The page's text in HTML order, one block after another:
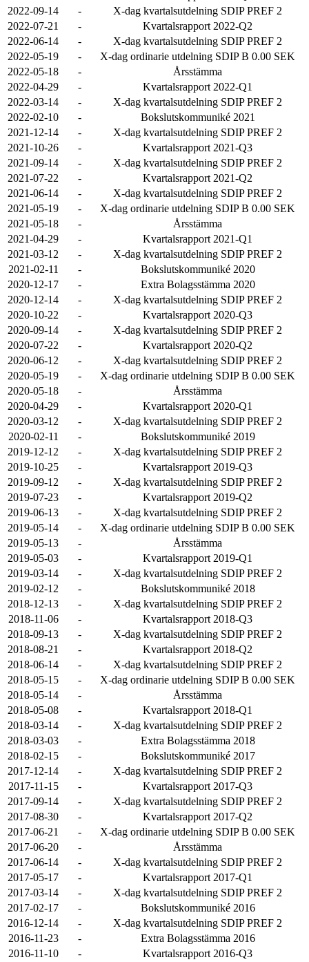
2022-09-14
-
X-dag kvartalsutdelning SDIP PREF 2
2022-07-21
-
Kvartalsrapport 2022-Q2
2022-06-14
-
X-dag kvartalsutdelning SDIP PREF 2
2022-05-19
-
X-dag ordinarie utdelning SDIP B 0.00 SEK
2022-05-18
-
Årsstämma
2022-04-29
-
Kvartalsrapport 2022-Q1
2022-03-14
-
X-dag kvartalsutdelning SDIP PREF 2
2022-02-10
-
Bokslutskommuniké 2021
2021-12-14
-
X-dag kvartalsutdelning SDIP PREF 2
2021-10-26
-
Kvartalsrapport 2021-Q3
2021-09-14
-
X-dag kvartalsutdelning SDIP PREF 2
2021-07-22
-
Kvartalsrapport 2021-Q2
2021-06-14
-
X-dag kvartalsutdelning SDIP PREF 2
2021-05-19
-
X-dag ordinarie utdelning SDIP B 0.00 SEK
2021-05-18
-
Årsstämma
2021-04-29
-
Kvartalsrapport 2021-Q1
2021-03-12
-
X-dag kvartalsutdelning SDIP PREF 2
2021-02-11
-
Bokslutskommuniké 2020
2020-12-17
-
Extra Bolagsstämma 2020
2020-12-14
-
X-dag kvartalsutdelning SDIP PREF 2
2020-10-22
-
Kvartalsrapport 2020-Q3
2020-09-14
-
X-dag kvartalsutdelning SDIP PREF 2
2020-07-22
-
Kvartalsrapport 2020-Q2
2020-06-12
-
X-dag kvartalsutdelning SDIP PREF 2
2020-05-19
-
X-dag ordinarie utdelning SDIP B 0.00 SEK
2020-05-18
-
Årsstämma
2020-04-29
-
Kvartalsrapport 2020-Q1
2020-03-12
-
X-dag kvartalsutdelning SDIP PREF 2
2020-02-11
-
Bokslutskommuniké 2019
2019-12-12
-
X-dag kvartalsutdelning SDIP PREF 2
2019-10-25
-
Kvartalsrapport 2019-Q3
2019-09-12
-
X-dag kvartalsutdelning SDIP PREF 2
2019-07-23
-
Kvartalsrapport 2019-Q2
2019-06-13
-
X-dag kvartalsutdelning SDIP PREF 2
2019-05-14
-
X-dag ordinarie utdelning SDIP B 0.00 SEK
2019-05-13
-
Årsstämma
2019-05-03
-
Kvartalsrapport 2019-Q1
2019-03-14
-
X-dag kvartalsutdelning SDIP PREF 2
2019-02-12
-
Bokslutskommuniké 2018
2018-12-13
-
X-dag kvartalsutdelning SDIP PREF 2
2018-11-06
-
Kvartalsrapport 2018-Q3
2018-09-13
-
X-dag kvartalsutdelning SDIP PREF 2
2018-08-21
-
Kvartalsrapport 2018-Q2
2018-06-14
-
X-dag kvartalsutdelning SDIP PREF 2
2018-05-15
-
X-dag ordinarie utdelning SDIP B 0.00 SEK
2018-05-14
-
Årsstämma
2018-05-08
-
Kvartalsrapport 2018-Q1
2018-03-14
-
X-dag kvartalsutdelning SDIP PREF 2
2018-03-03
-
Extra Bolagsstämma 2018
2018-02-15
-
Bokslutskommuniké 2017
2017-12-14
-
X-dag kvartalsutdelning SDIP PREF 2
2017-11-15
-
Kvartalsrapport 2017-Q3
2017-09-14
-
X-dag kvartalsutdelning SDIP PREF 2
2017-08-30
-
Kvartalsrapport 2017-Q2
2017-06-21
-
X-dag ordinarie utdelning SDIP B 0.00 SEK
2017-06-20
-
Årsstämma
2017-06-14
-
X-dag kvartalsutdelning SDIP PREF 2
2017-05-17
-
Kvartalsrapport 2017-Q1
2017-03-14
-
X-dag kvartalsutdelning SDIP PREF 2
2017-02-17
-
Bokslutskommuniké 2016
2016-12-14
-
X-dag kvartalsutdelning SDIP PREF 2
2016-11-23
-
Extra Bolagsstämma 2016
2016-11-10
-
Kvartalsrapport 2016-Q3